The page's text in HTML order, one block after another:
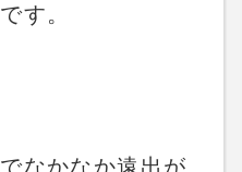
す。
なかなか遠出が